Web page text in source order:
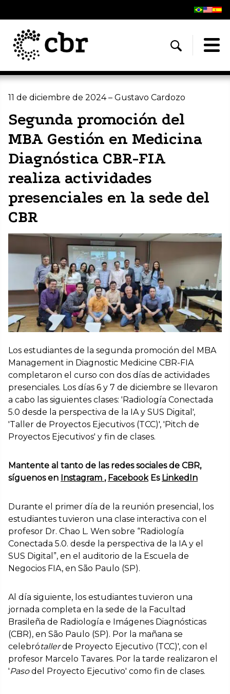
11 de diciembre de 2024 – Gustavo Cardozo
Segunda promoción del
MBA Gestión en Medicina
Diagnóstica CBR-FIA
realiza actividades
presenciales en la sede del
CBR
Los estudiantes de la segunda promoción del MBA
Management in Diagnostic Medicine CBR-FIA
completaron el curso con dos días de actividades
presenciales. Los días 6 y 7 de diciembre se llevaron
a cabo las siguientes clases: 'Radiología Conectada
5.0 desde la perspectiva de la IA y SUS Digital',
'Taller de Proyectos Ejecutivos (TCC)', 'Pitch de
Proyectos Ejecutivos' y fin de clases.
Mantente al tanto de las redes sociales de CBR,
síguenos en Instagram , FacebookEs LinkedIn
Durante el primer día de la reunión presencial, los
estudiantes tuvieron una clase interactiva con el
profesor Dr. Chao L. Wen sobre “Radiología
Conectada 5.0. desde la perspectiva de la IA y el
SUS Digital”, en el auditorio de la Escuela de
Negocios FIA, en São Paulo (SP).
Al día siguiente, los estudiantes tuvieron una
jornada completa en la sede de la Facultad
Brasileña de Radiología e Imágenes Diagnósticas
(CBR), en São Paulo (SP). Por la mañana se
celebrótallerde Proyecto Ejecutivo (TCC)', con el
profesor Marcelo Tavares. Por la tarde realizaron el
'Pasodel Proyecto Ejecutivo' como fin de clases.